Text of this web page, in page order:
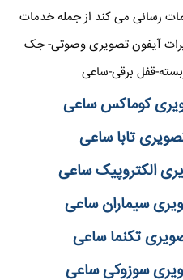
رسانی می کند از جمله خدمات
آیفون تصویری وصوتی- جک
قفل برقی-ساعی
کوماکس ساعی
تابا ساعی
الکتروپیک ساعی
سیماران ساعی
تکنما ساعی
سوزوکی ساعی